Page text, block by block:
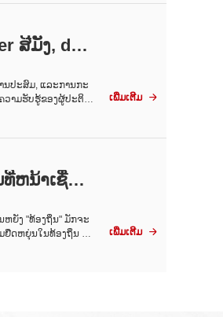
ສີມັງ, dru
ນປະສົມ, ແລະການກະ
ວາມຮັບຮູ້ຂອງຜູ້ປະຕິບັ
ເພີ່ມເຕີມ 
ຫນ້າ​ເຊື່ອ​ຖື
ຫຍັງ "ທ້ອງຖິ່ນ" ມັກຈະ
ຍືດຫຍຸ່ນໃນທ້ອງຖິ່ນ - ເ
ເພີ່ມເຕີມ 